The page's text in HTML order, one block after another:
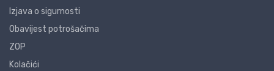
Izjava o sigurnosti
Obavijest potrošačima
ZOP
Kolačići